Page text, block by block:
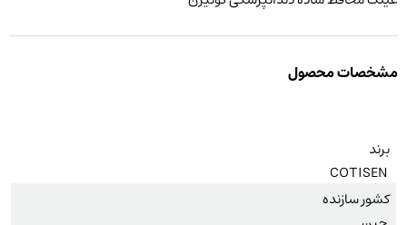
مشخصات محصول
برند
COTISEN
کشور سازنده